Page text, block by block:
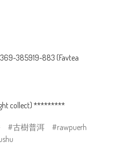
385919-883 (Favtea
古樹普洱
rawpuerh